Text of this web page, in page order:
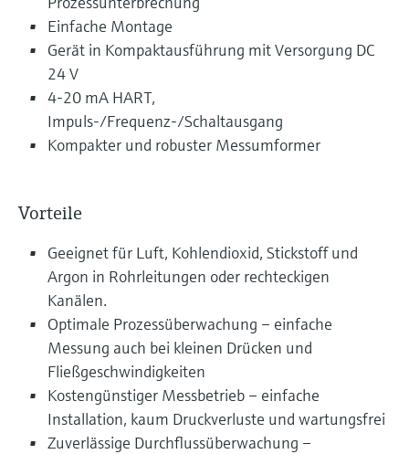
Einfache Montage
Gerät in Kompaktausführung mit Versorgung DC
24 V
4-20 mA HART,
Impuls-/Frequenz-/Schaltausgang
Kompakter und robuster Messumformer
Vorteile
Geeignet für Luft, Kohlendioxid, Stickstoff und
Argon in Rohrleitungen oder rechteckigen
Kanälen.
Optimale Prozessüberwachung – einfache
Messung auch bei kleinen Drücken und
Fließgeschwindigkeiten
Kostengünstiger Messbetrieb – einfache
Installation, kaum Druckverluste und wartungsfrei
Zuverlässige Durchflussüberwachung –